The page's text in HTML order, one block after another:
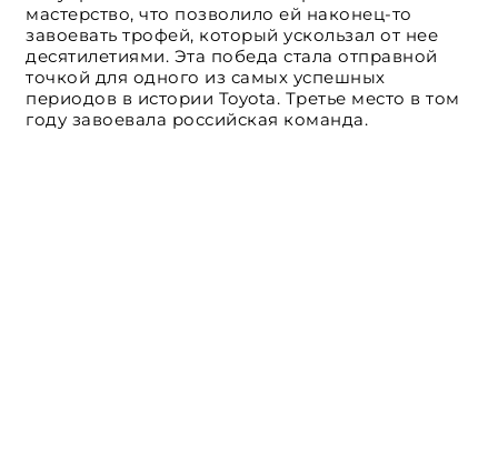
мастерство, что позволило ей наконец-то
завоевать трофей, который ускользал от нее
десятилетиями. Эта победа стала отправной
точкой для одного из самых успешных
периодов в истории Toyota. Третье место в том
году завоевала российская команда.